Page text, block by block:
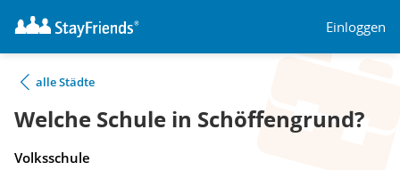
Einloggen
alle Städte
Welche Schule in Schöffengrund?
Volksschule